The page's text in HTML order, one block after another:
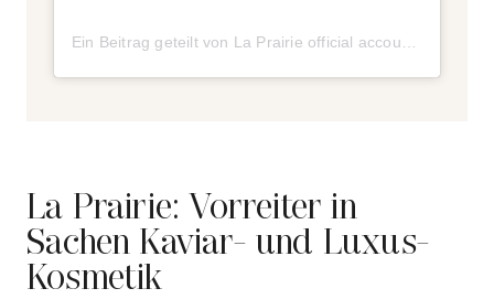
La Prairie: Vorreiter in
Sachen Kaviar- und Luxus-
Kosmetik